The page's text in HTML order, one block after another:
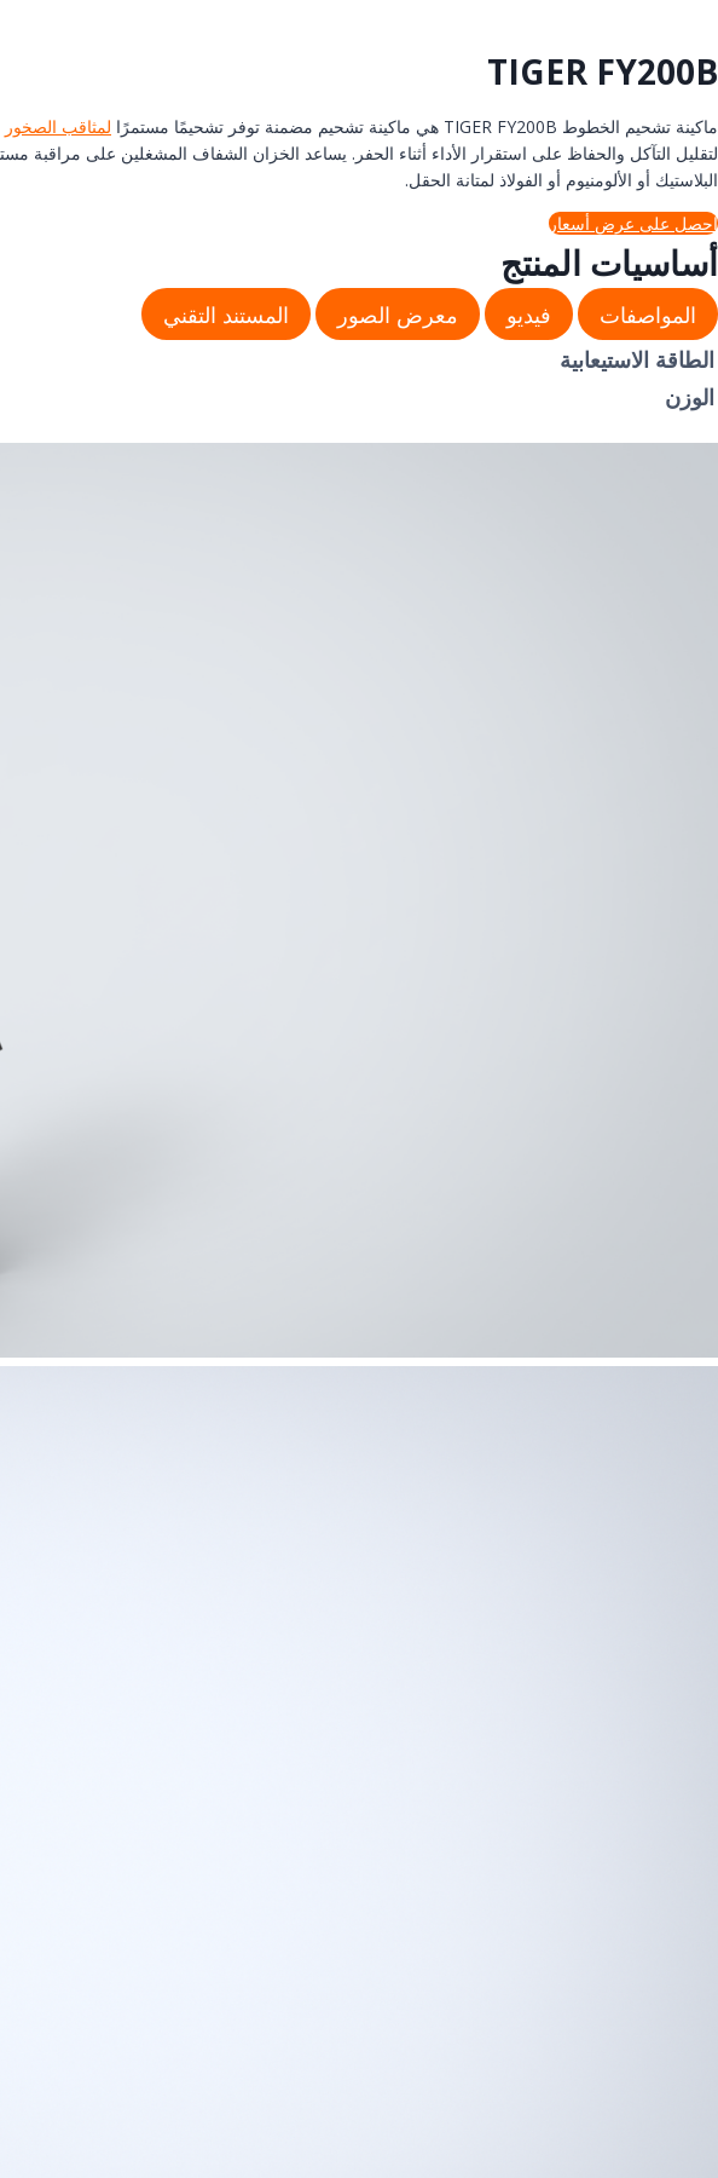
TIGER FY200B
ماكينة تشحيم الخطوط TIGER FY200B هي ماكينة تشحيم مضمنة توفر تشحيمًا مستمرًا لمثاقب الصخور
البلاستيك أو الألومنيوم أو الفولاذ لمتانة الحقل.
احصل على عرض أسعار
أساسيات المنتج
المواصفات فيديو معرض الصور
المستند التقني
الطاقة الاستيعابية
الوزن